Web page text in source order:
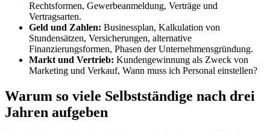
Rechtsformen, Gewerbeanmeldung, Verträge und
Vertragsarten.
Geld und Zahlen: Businessplan, Kalkulation von
Stundensätzen, Versicherungen, alternative
Finanzierungsformen, Phasen der Unternehmensgründung.
Markt und Vertrieb: Kundengewinnung als Zweck von
Marketing und Verkauf, Wann muss ich Personal einstellen?
Warum so viele Selbstständige nach drei
Jahren aufgeben